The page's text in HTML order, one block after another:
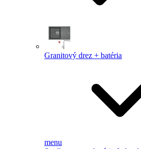
Granitový drez + batéria
menu